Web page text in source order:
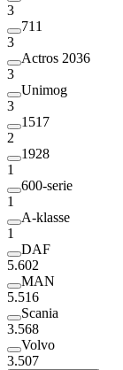
3
711
3
Actros 2036
3
Unimog
3
1517
2
1928
1
600-serie
1
A-klasse
1
DAF
5.602
MAN
5.516
Scania
3.568
Volvo
3.507